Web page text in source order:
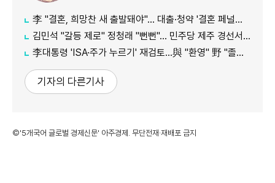
李 "결혼, 희망찬 새 출발돼야"… 대출·청약 '결혼 페널티' 손본다
김민석 "갈등 제로" 정청래 "뻔뻔"… 민주당 제주 경선서 격돌
李대통령 'ISA·주가 누르기' 재검토…與 "환영" 野 "졸속 국정"
기자의 다른기사
©'5개국어 글로벌 경제신문' 아주경제. 무단전재·재배포 금지